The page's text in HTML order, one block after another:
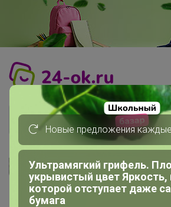
Новые предложения
Ультрамягкий грифель.
укрывистый цвет Яркость,
которой отступает даже
бумага